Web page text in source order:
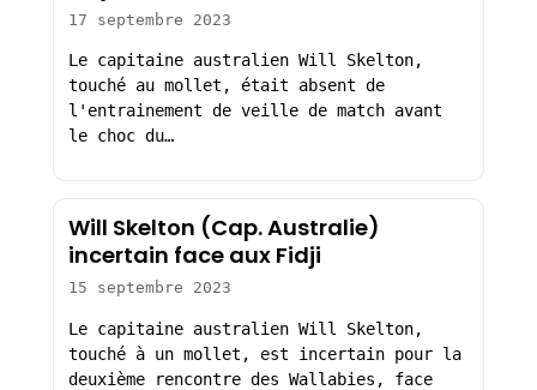
17 septembre 2023
Le capitaine australien Will Skelton,
touché au mollet, était absent de
l'entrainement de veille de match avant
le choc du…
Will Skelton (Cap. Australie)
incertain face aux Fidji
15 septembre 2023
Le capitaine australien Will Skelton,
touché à un mollet, est incertain pour la
deuxième rencontre des Wallabies, face